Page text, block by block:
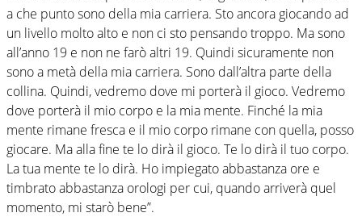
a che punto sono della mia carriera. Sto ancora giocando ad
un livello molto alto e non ci sto pensando troppo. Ma sono
all’anno 19 e non ne farò altri 19. Quindi sicuramente non
sono a metà della mia carriera. Sono dall’altra parte della
collina. Quindi, vedremo dove mi porterà il gioco. Vedremo
dove porterà il mio corpo e la mia mente. Finché la mia
mente rimane fresca e il mio corpo rimane con quella, posso
giocare. Ma alla fine te lo dirà il gioco. Te lo dirà il tuo corpo.
La tua mente te lo dirà. Ho impiegato abbastanza ore e
timbrato abbastanza orologi per cui, quando arriverà quel
momento, mi starò bene”.